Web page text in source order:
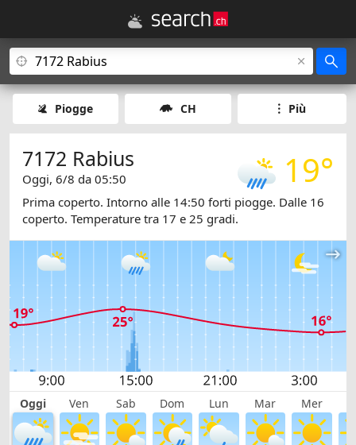
Piogge CH Più
19°
7172 Rabius
Oggi, 6/8 da 05:50
Prima coperto. Intorno alle 14:50 forti piogge. Dalle 16
coperto. Temperature tra 17 e 25 gradi.
Oggi Ven Sab Dom Lun Mar Mer